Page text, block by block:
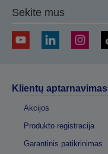
Sekite mus
Klientų aptarnavimas
Akcijos
Produkto registracija
Garantinis patikrinimas